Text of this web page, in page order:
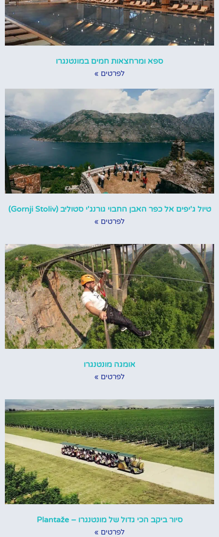
ספא ומרחצאות חמים במונטנגרו
לפרטים »
טיול ג'יפים אל כפר האבן החבוי גורנג'י סטוליב (Gornji Stoliv)
לפרטים »
אומגה מונטנגרו
לפרטים »
סיור ביקב הכי גדול של מונטנגרו – Plantaže
לפרטים »